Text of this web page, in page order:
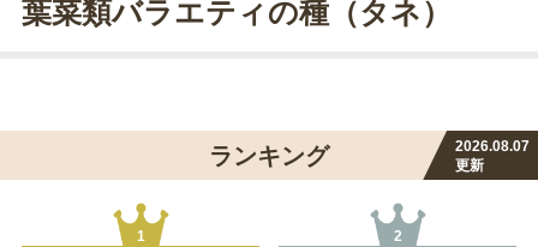
葉菜類バラエティの種（タネ）
ランキング
2026.08.07
更新
1 2